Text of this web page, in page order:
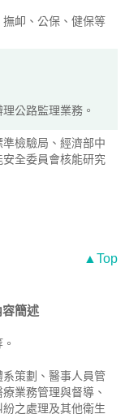
卹、公保、健保等
公路監理業務。
檢驗局、經濟部中
全委員會核能研究
▲Top
簡述
策劃、醫事人員管
業務管理與督導、
之處理及其他衛生